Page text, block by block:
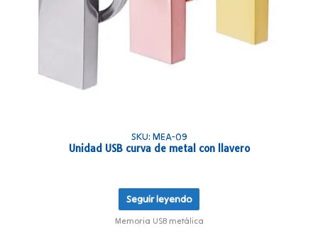
SKU: MEA-09
Unidad USB curva de metal con llavero
Seguir leyendo
Memoria USB metálica